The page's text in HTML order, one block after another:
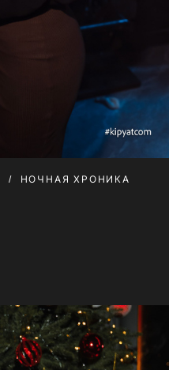
НОЧНАЯ ХРОНИКА